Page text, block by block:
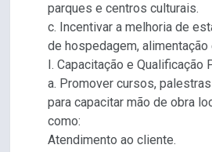
parques e centros culturais.
c. Incentivar a melhoria de
de hospedagem, alimentação
I. Capacitação e Qualificação
a. Promover cursos,
para capacitar mão de obra
como:
Atendimento ao cliente.